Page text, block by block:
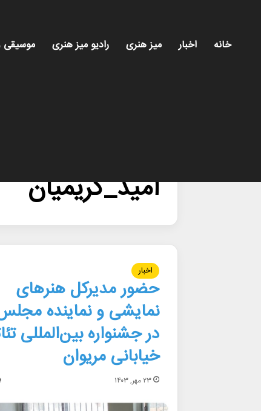
خانه اخبار میز هنری رادیو میز هنری
امید_کریمیان
اخبار
حضور مدیرکل هنرهای
نمایشی و نماینده
در جشنواره بین‌المللی
خیابانی مریوان
۲۳ مهر, ۱۴۰۳